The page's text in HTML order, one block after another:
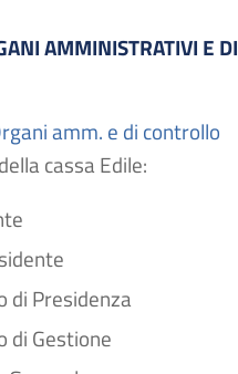
AMMINISTRATIVI E DI
amm. e di controllo
cassa Edile:
di Presidenza
di Gestione